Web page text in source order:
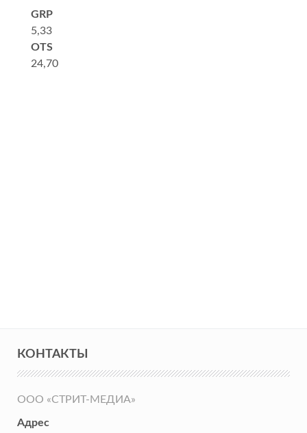
GRP
5,33
OTS
24,70
КОНТАКТЫ
ООО «СТРИТ-МЕДИА»
Адрес